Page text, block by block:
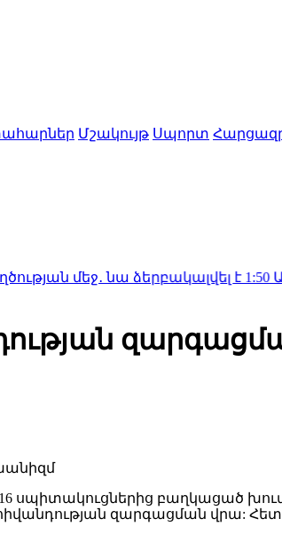
Մշակույթ Սպորտ
նա ձերբակալվել է1:50Ալսուն
բաղկացած
զարգացման վրա: